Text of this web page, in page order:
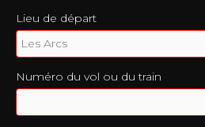
Lieu de départ
Numéro du vol ou du train